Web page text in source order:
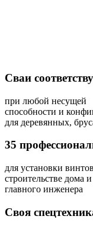
Сваи
при любой несущей
способности и
для деревянных,
35
для установки
строительстве дома
главного инженера
Своя